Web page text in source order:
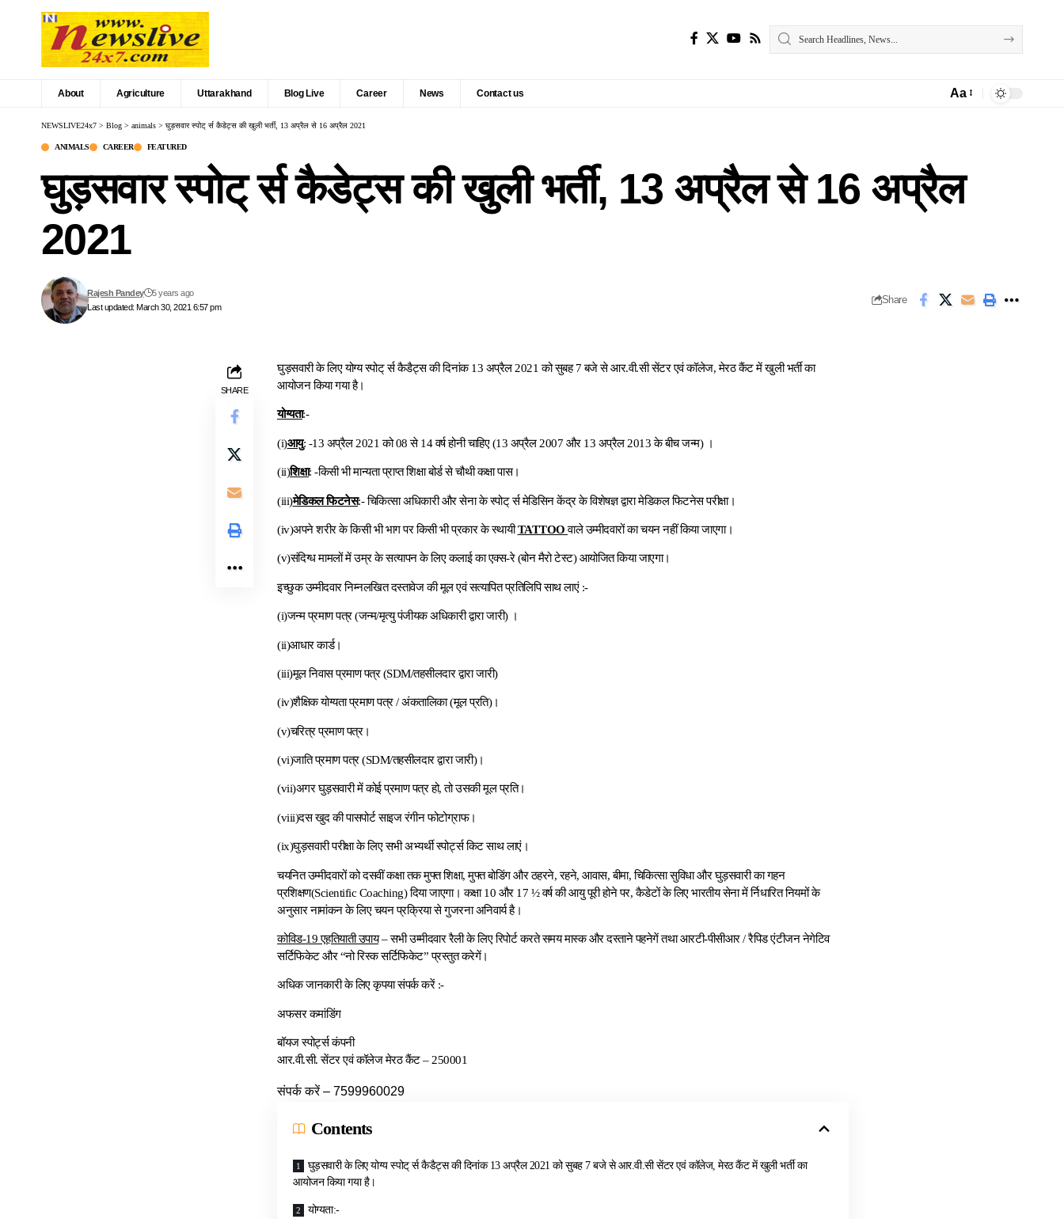
About Agriculture Uttarakhand Blog Live Career News Contact us Aa
NEWSLIVE24x7 > Blog > animals > घुड़सवार स्पोट् र्स कैडेट्स की खुली भर्ती, 13 अप्रैल से 16 अप्रैल 2021
ANIMALS CAREER FEATURED
घुड़सवार स्पोट् र्स कैडेट्स की खुली भर्ती, 13 अप्रैल से 16 अप्रैल
2021
Last updated: March 30, 2021 6:57 pm
Rajesh Pandey 5 years ago
Share
SHARE
घुड़सवारी के लिए योग्य स्पोट् र्स कैडैट्स की दिनांक 13 अप्रैल 2021 को सुबह 7 बजे से आर.वी.सी सेंटर एवं कॉलेज, मेरठ कैंट में खुली भर्ती का
आयोजन किया गया है।
योग्यता:-
(i)आयु: -13 अप्रैल 2021 को 08 से 14 वर्ष होनी चाहिए (13 अप्रैल 2007 और 13 अप्रैल 2013 के बीच जन्म) ।
(ii)शिक्षा: -किसी भी मान्यता प्राप्त शिक्षा बोर्ड से चौथी कक्षा पास।
(iii)मेडिकल फिटनेस:- चिकित्सा अधिकारी और सेना के स्पोट् र्स मेडिसिन केंद्र के विशेषज्ञ द्वारा मेडिकल फिटनेस परीक्षा।
(iv)अपने शरीर के किसी भी भाग पर किसी भी प्रकार के स्थायीTATTOOवाले उम्मीदवारों का चयन नहीं किया जाएगा।
(v)संदिग्ध मामलों में उम्र के सत्यापन के लिए कलाई का एक्स-रे (बोन मैरो टेस्ट) आयोजित किया जाएगा।
इच्छुक उम्मीदवार निम्नलखित दस्तावेज की मूल एवं सत्यापित प्रतिलिपि साथ लाएं :-
(i)जन्म प्रमाण पत्र (जन्म/मृत्यु पंजीयक अधिकारी द्वारा जारी) ।
(ii)आधार कार्ड।
(iii)मूल निवास प्रमाण पत्र (SDM/तहसीलदार द्वारा जारी)
(iv)शैक्षिक योग्यता प्रमाण पत्र / अंकतालिका (मूल प्रति)।
(v)चरित्र प्रमाण पत्र।
(vi)जाति प्रमाण पत्र (SDM/तहसीलदार द्वारा जारी)।
(vii)अगर घुड़सवारी में कोई प्रमाण पत्र हो, तो उसकी मूल प्रति।
(viii)दस खुद की पासपोर्ट साइज रंगीन फोटोग्राफ।
(ix)घुड़सवारी परीक्षा के लिए सभी अभ्यर्थी स्पोर्ट्स किट साथ लाएं।
चयनित उम्मीदवारों को दसवीं कक्षा तक मुफ्त शिक्षा, मुफ्त बोडिंग और ठहरने, रहने, आवास, बीमा, चिकित्सा सुविधा और घुड़सवारी का गहन
प्रशिक्षण(Scientific Coaching) दिया जाएगा। कक्षा 10 और 17 ½ वर्ष की आयु पूरी होने पर, कैडेटों के लिए भारतीय सेना में र्निधारित नियमों के
अनुसार नामांकन के लिए चयन प्रक्रिया से गुजरना अनिवार्य है।
कोविड-19 एहतियाती उपाय– सभी उम्मीदवार रैली के लिए रिपोर्ट करते समय मास्क और दस्ताने पहनेगें तथा आरटी-पीसीआर / रैपिड एंटीजन नेगेटिव
सर्टिफिकेट और “नो रिस्क सर्टिफिकेट” प्रस्तुत करेगें।
अधिक जानकारी के लिए कृपया संपर्क करें :-
अफसर कमांडिंग
बॉयज स्पोर्ट्स कंपनी
आर.वी.सी. सेंटर एवं कॉलेज मेरठ कैंट – 250001
संपर्क करें – 7599960029
Contents
घुड़सवारी के लिए योग्य स्पोट् र्स कैडैट्स की दिनांक 13 अप्रैल 2021 को सुबह 7 बजे से आर.वी.सी सेंटर एवं कॉलेज, मेरठ कैंट में खुली भर्ती का
आयोजन किया गया है।
योग्यता:-